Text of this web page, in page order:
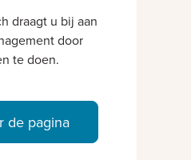
draagt u bij aan
door
te doen.
de pagina